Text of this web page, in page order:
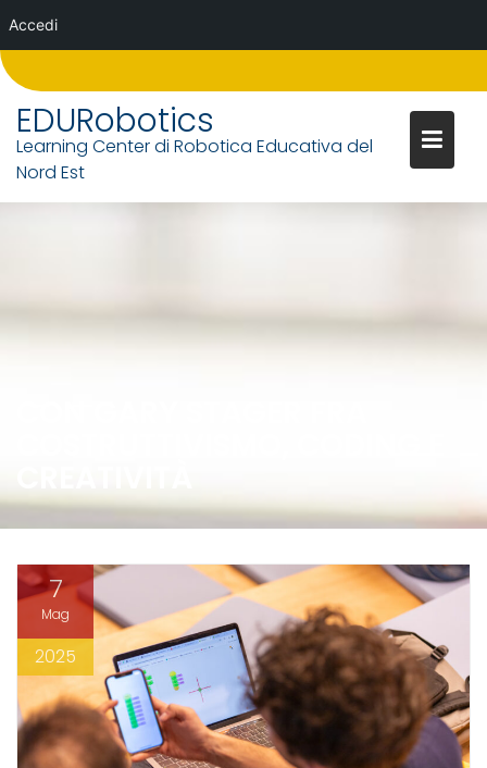
Accedi
Skip
to
content
EDURobotics
Learning Center di Robotica Educativa del
Nord Est
7
Mag
2025